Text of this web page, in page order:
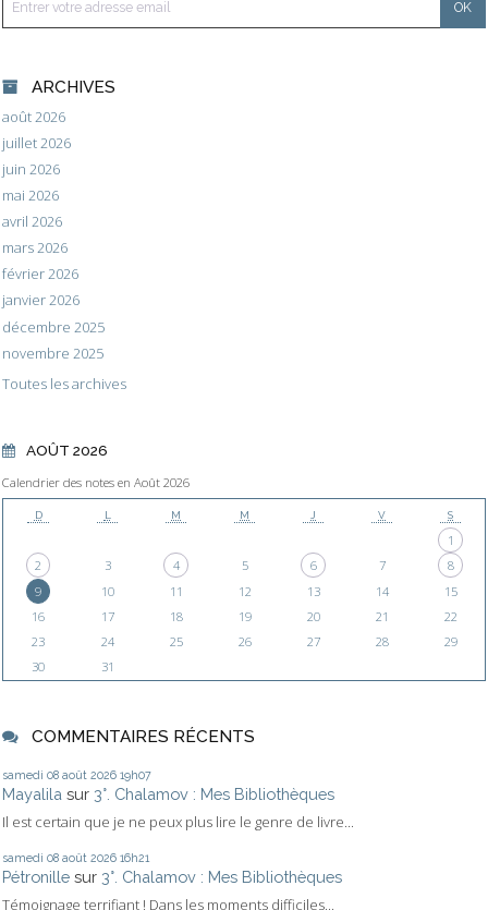
ARCHIVES
août 2026
juillet 2026
juin 2026
mai 2026
avril 2026
mars 2026
février 2026
janvier 2026
décembre 2025
novembre 2025
Toutes les archives
AOÛT 2026
Calendrier des notes en Août 2026
D L M M J V S
1
2
3 4 5 6 7
8
9
10 11 12 13 14
15
16
17 18 19 20 21
22
23
24 25 26 27 28
29
30
31
COMMENTAIRES RÉCENTS
samedi 08 août 2026 19h07
Mayalila sur 3°. Chalamov : Mes Bibliothèques
Il est certain que je ne peux plus lire le genre de livre...
samedi 08 août 2026 16h21
Pétronille sur 3°. Chalamov : Mes Bibliothèques
Témoignage terrifiant ! Dans les moments difficiles...